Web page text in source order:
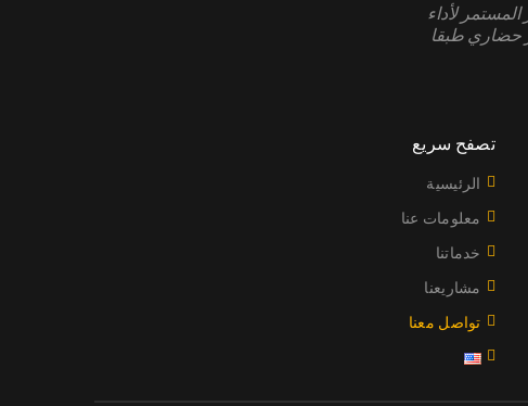
لأداء
حضاري طبقا
تصفح سريع
الرئيسية
معلومات عنا
خدماتنا
مشاريعنا
تواصل معنا